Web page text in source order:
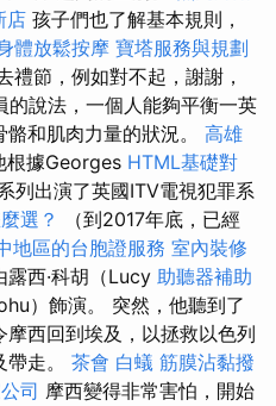
店 孩子們也了解基本規則，
體放鬆按摩 寶塔服務與規劃
禮節，例如對不起，謝謝，
的說法，一個人能夠平衡一英
和肌肉力量的狀況。 高雄
根據Georges HTML基礎對
列出演了英國ITV電視犯罪系
選？
（到2017年底，已經
地區的台胞證服務 室內裝修
西·科胡（Lucy 助聽器補助
）飾演。 突然，他聽到了
西回到埃及，以拯救以色列
走。 茶會 白蟻 筋膜沾黏撥
司 摩西變得非常害怕，開始